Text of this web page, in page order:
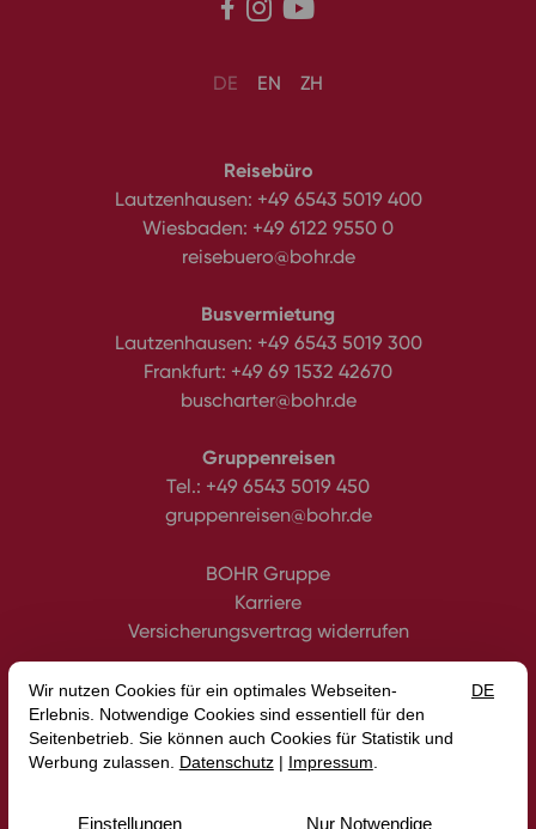
  
DE EN ZH
Reisebüro
Lautzenhausen: +49 6543 5019 400
Wiesbaden: +49 6122 9550 0
reisebuero@bohr.de
Busvermietung
Lautzenhausen: +49 6543 5019 300
Frankfurt: +49 69 1532 42670
buscharter@bohr.de
Gruppenreisen
Tel.: +49 6543 5019 450
gruppenreisen@bohr.de
BOHR Gruppe
Karriere
Versicherungsvertrag widerrufen
DatenschutzImpressumGutscheineAGB
Erklärung zur BarrierefreiheitMediaBlog